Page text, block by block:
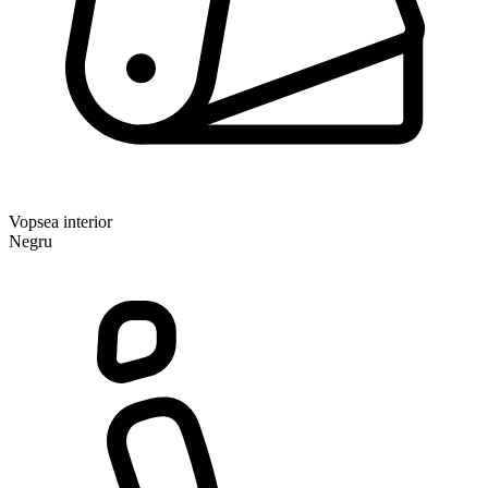
Vopsea interior
Negru